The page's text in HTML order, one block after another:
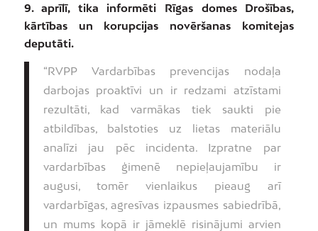
9. aprīlī, tika informēti Rīgas domes Drošības,
kārtības un korupcijas novēršanas komitejas
deputāti.
“RVPP Vardarbības prevencijas nodaļa
darbojas proaktīvi un ir redzami atzīstami
rezultāti, kad varmākas tiek saukti pie
atbildības, balstoties uz lietas materiālu
analīzi jau pēc incidenta. Izpratne par
vardarbības ģimenē nepieļaujamību ir
augusi, tomēr vienlaikus pieaug arī
vardarbīgas, agresīvas izpausmes sabiedrībā,
un mums kopā ir jāmeklē risinājumi arvien